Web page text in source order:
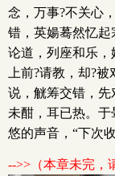
念，万事?不关心
错，英婸蓦然忆起
论道，列座和乐
上前?请教，却?
说，觥筹交错，
未酣，耳已热。
悠的声音，“下次
-->>（本章未完，